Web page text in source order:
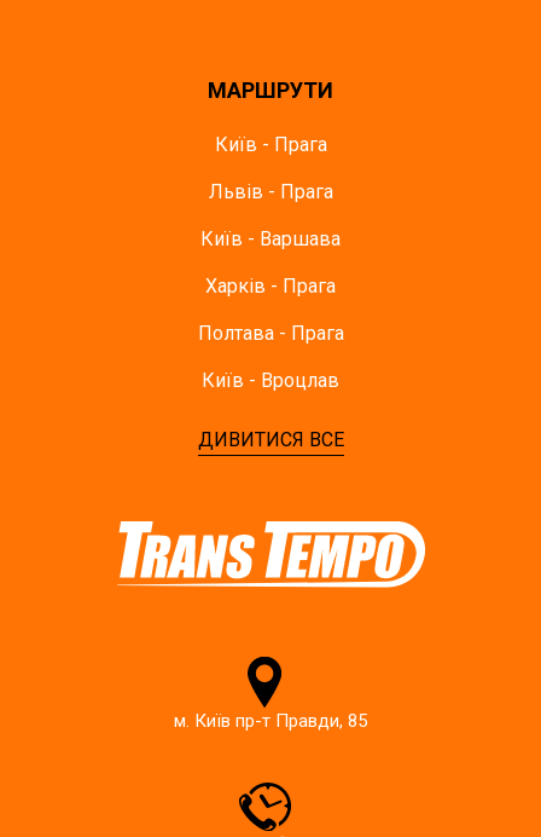
МАРШРУТИ
Київ - Прага
Львів - Прага
Київ - Варшава
Харків - Прага
Полтава - Прага
Київ - Вроцлав
ДИВИТИСЯ ВСЕ
м. Київ пр-т Правди, 85